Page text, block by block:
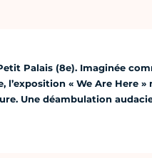
Palais (8e). Imaginée
« We Are Here
Une déambulation